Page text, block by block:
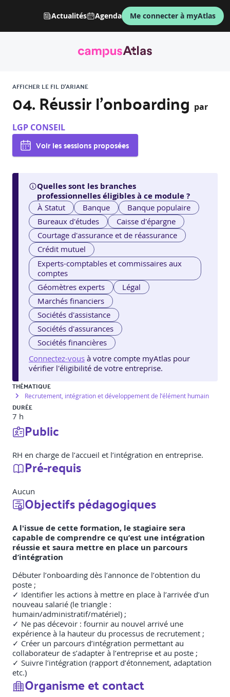
Actualités Agenda Me connecter à myAtlas
AFFICHER LE FIL D'ARIANE
04. Réussir l’onboarding par
LGP CONSEIL
Voir les sessions proposées
Quelles sont les branches
professionnelles éligibles à ce module ?
À Statut Banque
Banque populaire
Bureaux d'études
Caisse d'épargne
Courtage d'assurance et de réassurance
Crédit mutuel
Experts-comptables et commissaires aux
comptes
Géomètres experts
Légal
Marchés financiers
Sociétés d'assistance
Sociétés d'assurances
Sociétés financières
Connectez-vous à votre compte myAtlas pour
vérifier l'éligibilité de votre entreprise.
THÉMATIQUE
Recrutement, intégration et développement de l’élément humain
DURÉE
7 h
Public
RH en charge de l’accueil et l’intégration en entreprise.
Pré-requis
Aucun
Objectifs pédagogiques
A l'issue de cette formation, le stagiaire sera
capable de comprendre ce qu’est une intégration
réussie et saura mettre en place un parcours
d’intégration
Débuter l’onboarding dès l’annonce de l’obtention du
poste ;
✓ Identifier les actions à mettre en place à l’arrivée d’un
nouveau salarié (le triangle :
humain/administratif/matériel) ;
✓ Ne pas décevoir : fournir au nouvel arrivé une
expérience à la hauteur du processus de recrutement ;
✓ Créer un parcours d’intégration permettant au
collaborateur de s’adapter à l’entreprise et au poste ;
✓ Suivre l’intégration (rapport d’étonnement, adaptation
etc.)
Organisme et contact